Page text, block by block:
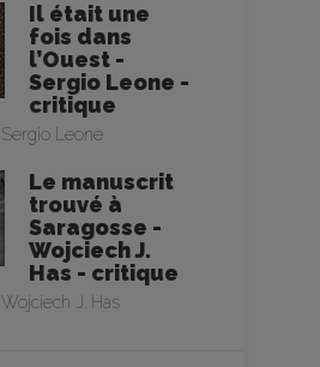
Il était une
fois dans
l’Ouest -
Sergio Leone -
critique
Sergio Leone
Le manuscrit
trouvé à
Saragosse -
Wojciech J.
Has - critique
Wojciech J. Has